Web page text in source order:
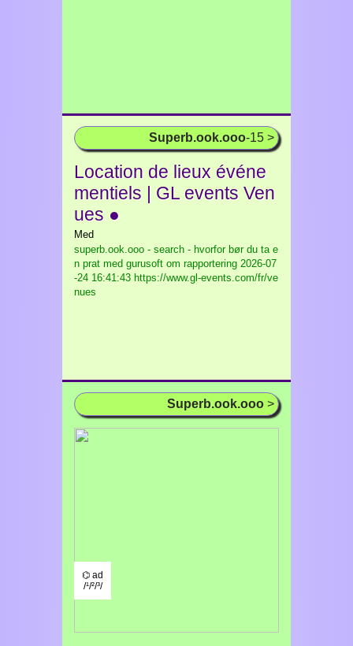
Superb.ook.ooo-15 >
Location de lieux événe
mentiels | GL events Ven
ues ●
Med
superb.ook.ooo - search - hvorfor bør du ta e
n prat med gurusoft om rapportering 2026-07
-24 16:41:43 https://www.gl-events.com/fr/ve
nues
Superb.ook.ooo >
⌬ ad
/¹/²/³/